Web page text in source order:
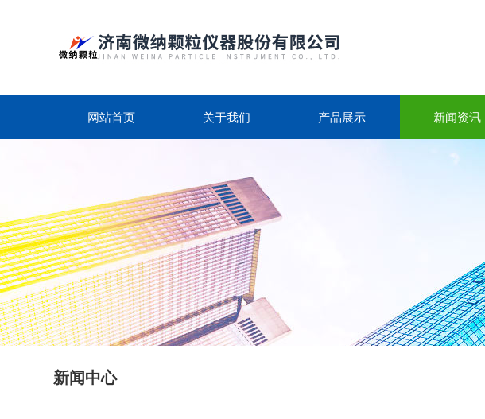
网站首页 关于我们 产品展示 新闻资讯
新闻中心